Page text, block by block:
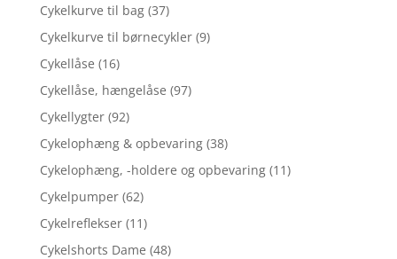
Cykelkurve til bag (37)
Cykelkurve til børnecykler (9)
Cykellåse (16)
Cykellåse, hængelåse (97)
Cykellygter (92)
Cykelophæng & opbevaring (38)
Cykelophæng, -holdere og opbevaring (11)
Cykelpumper (62)
Cykelreflekser (11)
Cykelshorts Dame (48)